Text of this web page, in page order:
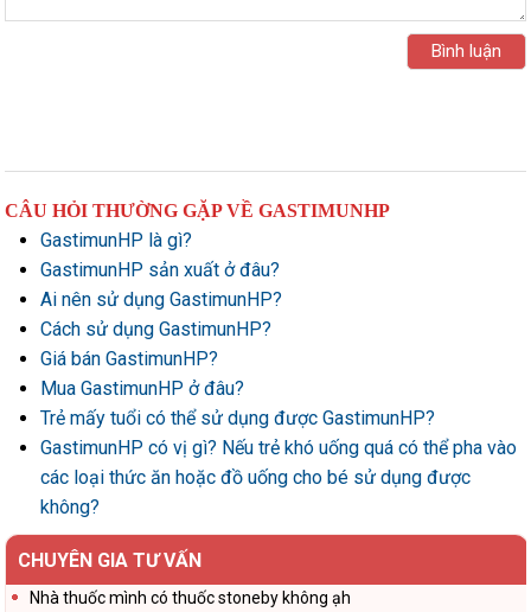
CÂU HỎI THƯỜNG GẶP VỀ GASTIMUNHP
GastimunHP là gì?
GastimunHP sản xuất ở đâu?
Ai nên sử dụng GastimunHP?
Cách sử dụng GastimunHP?
Giá bán GastimunHP?
Mua GastimunHP ở đâu?
Trẻ mấy tuổi có thể sử dụng được GastimunHP?
GastimunHP có vị gì? Nếu trẻ khó uống quá có thể pha vào
các loại thức ăn hoặc đồ uống cho bé sử dụng được
không?
CHUYÊN GIA TƯ VẤN
Nhà thuốc mình có thuốc stoneby không ạh